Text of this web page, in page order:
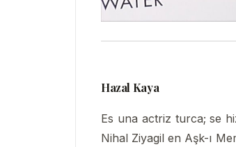
Hazal Kaya
Es una actriz turca; se
Nihal Ziyagil en Aşk-ı